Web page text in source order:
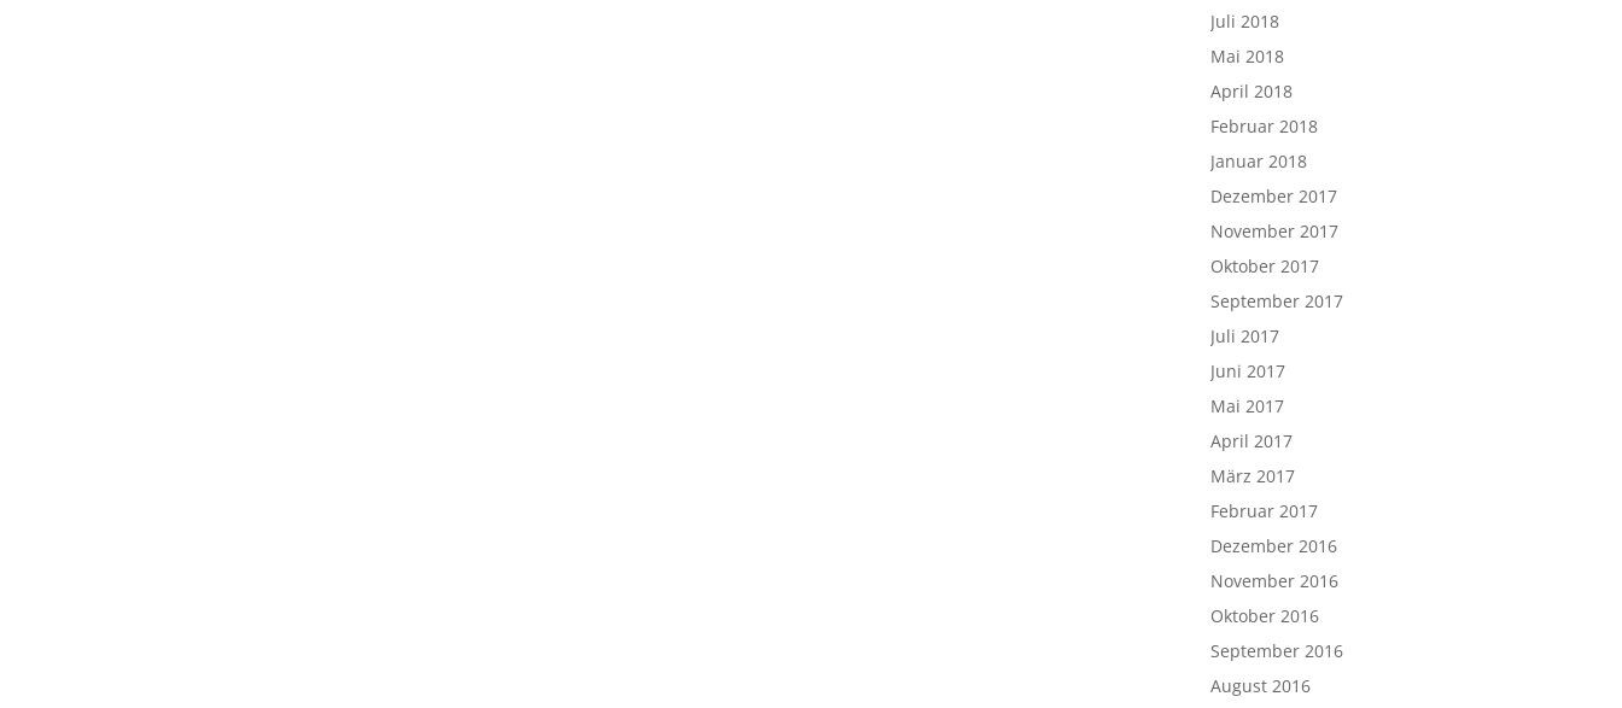
Juli 2018
Mai 2018
April 2018
Februar 2018
Januar 2018
Dezember 2017
November 2017
Oktober 2017
September 2017
Juli 2017
Juni 2017
Mai 2017
April 2017
März 2017
Februar 2017
Dezember 2016
November 2016
Oktober 2016
September 2016
August 2016